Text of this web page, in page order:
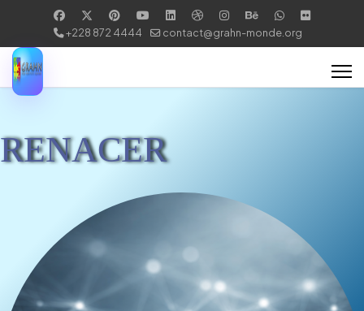
+228 872 4444 contact@grahn-monde.org
RENACER